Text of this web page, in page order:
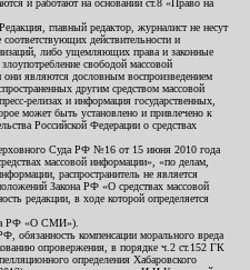
и работают на основании ст.8 «Право на
главный редактор, журналист не несут
соответствующих действительности и
либо ущемляющих права и законные
свободой массовой
являются дословным воспроизведением
другим средством массовой
релизах и информация государственных,
может быть установлено и привлечено к
Российской Федерации о средствах
Суда РФ №16 от 15 июня 2010 года
массовой информации», «по делам,
распространитель не является
Закона РФ «О средствах массовой
редакции, в ходе которой определяется
РФ «О СМИ»).
обязанность компенсации морального вреда
опровержения, в порядке ч.2 ст.152 ГК
определения Хабаровского